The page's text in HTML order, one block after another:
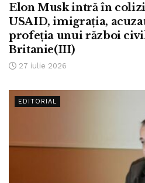
Elon Musk intră în
USAID, imigrația,
profeția unui război
Britanie(III)
27 iulie 2026
EDITORIAL